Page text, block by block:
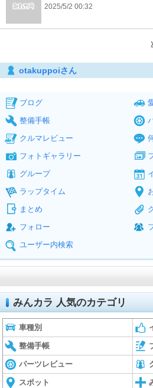
2025/5/2 00:32
otakuppoiさん
ブログ
整備手帳
クルマレビュー
フォトギャラリー
グループ
ラップタイム
まとめ
フォロー
ユーザー内検索
みんカラ 人気のカテゴリ
車種別
整備手帳
パーツレビュー
スポット